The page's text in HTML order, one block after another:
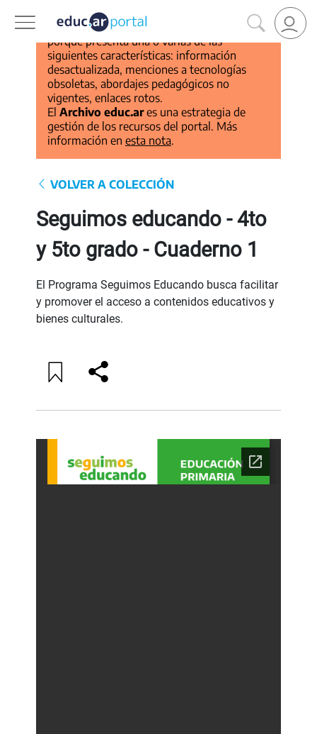
Este recurso pertenece al
Archivo educ.ar
porque presenta una o varias de las
siguientes características: información
desactualizada, menciones a tecnologías
obsoletas, abordajes pedagógicos no
vigentes, enlaces rotos.
El Archivo educ.ares una estrategia de
gestión de los recursos del portal. Más
información en esta nota.
VOLVER A COLECCIÓN
Seguimos educando - 4to
y 5to grado - Cuaderno 1
El Programa Seguimos Educando busca facilitar
y promover el acceso a contenidos educativos y
bienes culturales.